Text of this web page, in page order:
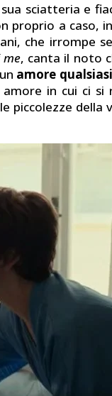
sciatteria e
proprio a caso,
che irrompe
me, canta il noto
amore
amore in cui ci si
piccolezze della